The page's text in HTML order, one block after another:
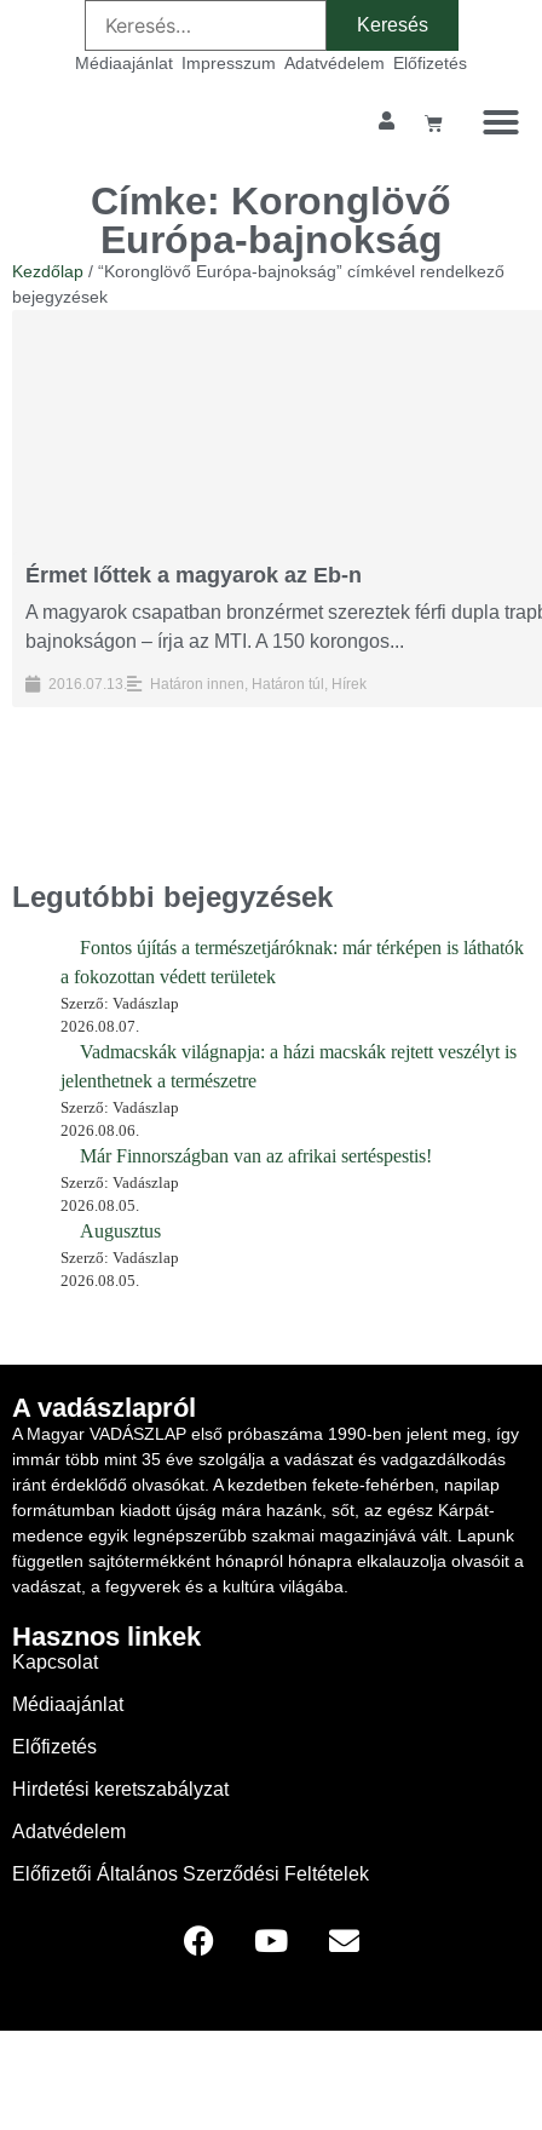
Médiaajánlat Impresszum Adatvédelem Előfizetés
Címke: Koronglövő
Európa-bajnokság
Kezdőlap / “Koronglövő Európa-bajnokság” címkével rendelkező
bejegyzések
Érmet lőttek a magyarok az Eb-n
A magyarok csapatban bronzérmet szereztek férfi dupla
bajnokságon – írja az MTI. A 150 korongos...
2016.07.13. Határon innen, Határon túl , Hírek
Legutóbbi bejegyzések
Fontos újítás a természetjáróknak: már térképen is láthatók
a fokozottan védett területek
Szerző: Vadászlap
2026.08.07.
Vadmacskák világnapja: a házi macskák rejtett veszélyt is
jelenthetnek a természetre
Szerző: Vadászlap
2026.08.06.
Már Finnországban van az afrikai sertéspestis!
Szerző: Vadászlap
2026.08.05.
Augusztus
Szerző: Vadászlap
2026.08.05.
A vadászlapról
A Magyar VADÁSZLAP első próbaszáma 1990-ben jelent meg, így
immár több mint 35 éve szolgálja a vadászat és vadgazdálkodás
iránt érdeklődő olvasókat. A kezdetben fekete-fehérben, napilap
formátumban kiadott újság mára hazánk, sőt, az egész Kárpát-
medence egyik legnépszerűbb szakmai magazinjává vált. Lapunk
független sajtótermékként hónapról hónapra elkalauzolja olvasóit a
vadászat, a fegyverek és a kultúra világába.
Hasznos linkek
Kapcsolat
Médiaajánlat
Előfizetés
Hirdetési keretszabályzat
Adatvédelem
Előfizetői Általános Szerződési Feltételek